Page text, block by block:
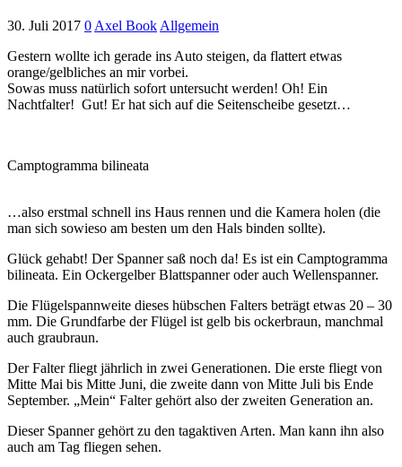
30. Juli 2017 0 Axel Book Allgemein
Gestern wollte ich gerade ins Auto steigen, da flattert etwas
orange/gelbliches an mir vorbei.
Sowas muss natürlich sofort untersucht werden! Oh! Ein
Nachtfalter! Gut! Er hat sich auf die Seitenscheibe gesetzt…
Camptogramma bilineata
…also erstmal schnell ins Haus rennen und die Kamera holen (die
man sich sowieso am besten um den Hals binden sollte).
Glück gehabt! Der Spanner saß noch da! Es ist ein Camptogramma
bilineata. Ein Ockergelber Blattspanner oder auch Wellenspanner.
Die Flügelspannweite dieses hübschen Falters beträgt etwas 20 – 30
mm. Die Grundfarbe der Flügel ist gelb bis ockerbraun, manchmal
auch graubraun.
Der Falter fliegt jährlich in zwei Generationen. Die erste fliegt von
Mitte Mai bis Mitte Juni, die zweite dann von Mitte Juli bis Ende
September. „Mein“ Falter gehört also der zweiten Generation an.
Dieser Spanner gehört zu den tagaktiven Arten. Man kann ihn also
auch am Tag fliegen sehen.